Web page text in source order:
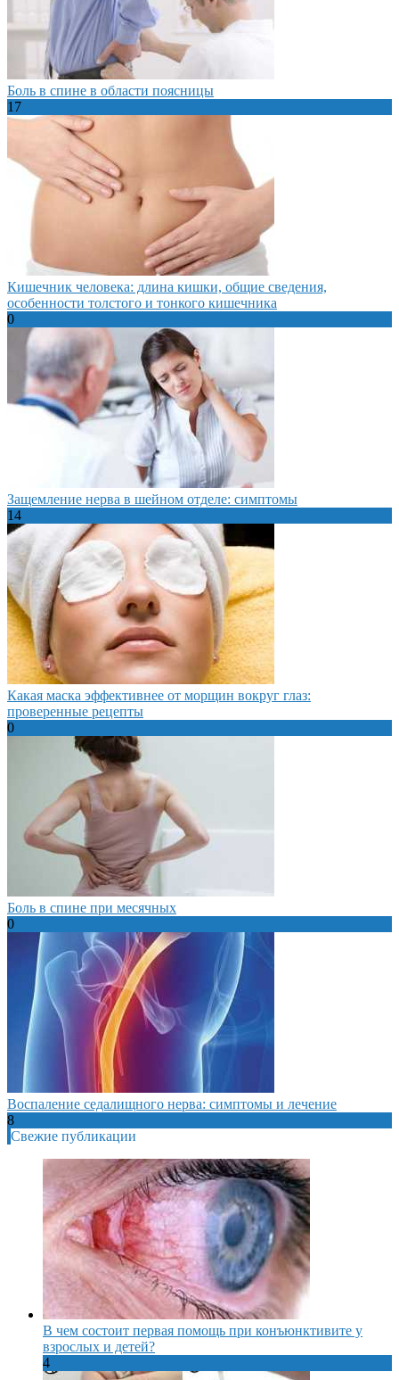
Боль в спине в области поясницы
17
Кишечник человека: длина кишки, общие сведения,
особенности толстого и тонкого кишечника
0
Защемление нерва в шейном отделе: симптомы
14
Какая маска эффективнее от морщин вокруг глаз:
проверенные рецепты
0
Боль в спине при месячных
0
Воспаление седалищного нерва: симптомы и лечение
8
Свежие публикации
В чем состоит первая помощь при конъюнктивите у
взрослых и детей?
4